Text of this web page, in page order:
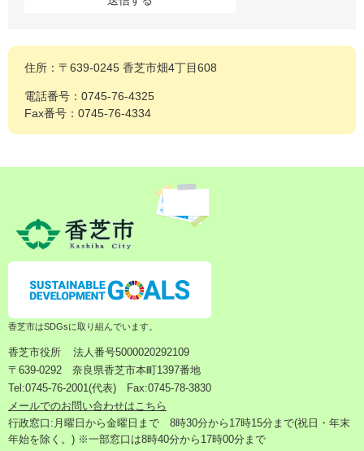
住所：〒639-0245 香芝市畑4丁目608
電話番号：0745-76-4325
Fax番号：0745-76-4334
香芝市はSDGsに取り組んでいます。
香芝市役所
法人番号5000020292109
〒639-0292 奈良県香芝市本町1397番地
Tel:0745-76-2001(代表) Fax:0745-78-3830
メールでのお問い合わせはこちら
行政窓口:月曜日から金曜日まで 8時30分から17時15分まで(祝日・年末
年始を除く。) ※一部窓口は8時40分から17時00分まで